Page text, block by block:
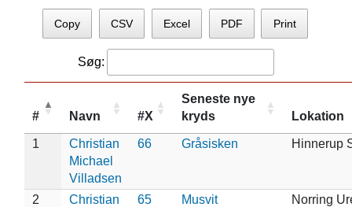
Copy CSV Excel PDF Print
Søg:
# Navn #X
Seneste nye
kryds
Lokation
1
Christian
Michael
Villadsen
66 Gråsisken Hinnerup
2
Christian
65 Musvit
Norring